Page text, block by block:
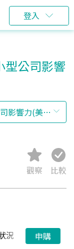
登入
型公司影響
觀察 比較
況 配息狀況
申購